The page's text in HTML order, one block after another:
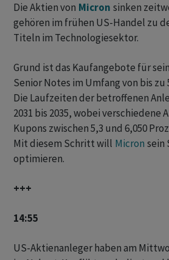
Die Aktien von Micron sinken
gehören im frühen US-Handel zu
Titeln im Technologiesektor.
Grund ist das Kaufangebote für
Senior Notes im Umfang von bis zu
Die Laufzeiten der betroffenen
2031 bis 2035, wobei verschiedene
Kupons zwischen 5,3 und 6,050
Mit diesem Schritt will Micron sein
optimieren.
+++
14:55
US-Aktienanleger haben am